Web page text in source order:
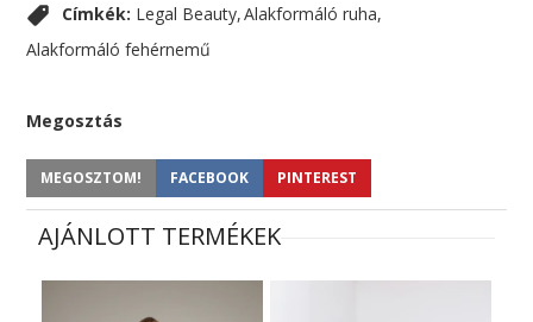
Címkék: Legal Beauty Alakformáló ruha
Alakformáló fehérnemű
Megosztás
MEGOSZTOM! FACEBOOK PINTEREST
AJÁNLOTT TERMÉKEK